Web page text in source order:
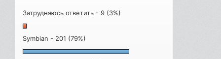
Затрудняюсь ответить - 9 (3%)
Symbian - 201 (79%)